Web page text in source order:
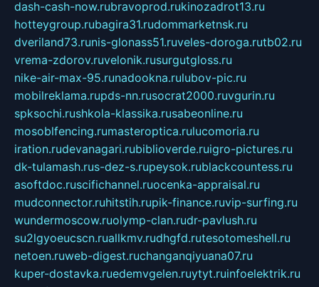
dash-cash-now.rubravoprod.rukinozadrot13.ru
hotteygroup.rubagira31.rudommarketnsk.ru
dveriland73.runis-glonass51.ruveles-doroga.rutb02.ru
vrema-zdorov.ruvelonik.rusurgutgloss.ru
nike-air-max-95.runadookna.rulubov-pic.ru
mobilreklama.rupds-nn.rusocrat2000.ruvgurin.ru
spksochi.rushkola-klassika.rusabeonline.ru
mosoblfencing.rumasteroptica.rulucomoria.ru
iration.rudevanagari.rubiblioverde.ruigro-pictures.ru
dk-tulamash.rus-dez-s.rupeysok.rublackcountess.ru
asoftdoc.ruscifichannel.ruocenka-appraisal.ru
mudconnector.ruhitstih.rupik-finance.ruvip-surfing.ru
wundermoscow.ruolymp-clan.rudr-pavlush.ru
su2lgyoeucscn.ruallkmv.rudhgfd.rutesotomeshell.ru
netoen.ruweb-digest.ruchanganqiyuana07.ru
kuper-dostavka.ruedemvgelen.ruytyt.ruinfoelektrik.ru